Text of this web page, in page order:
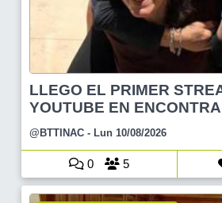
LLEGO EL PRIMER
YOUTUBE EN
@BTTINAC - Lun 10/08/2026
0 5